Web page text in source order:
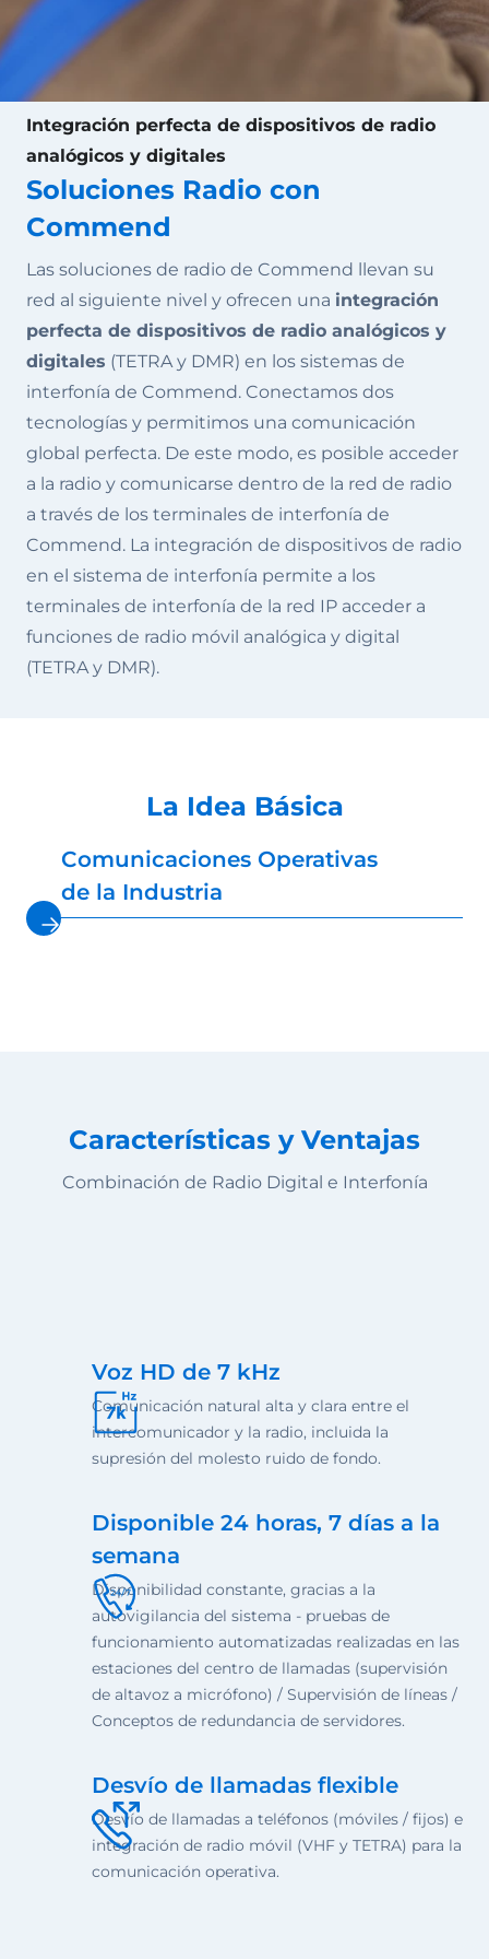
Integración perfecta de dispositivos de radio
analógicos y digitales
Soluciones Radio con
Commend
Las soluciones de radio de Commend llevan su
red al siguiente nivel y ofrecen una integración
perfecta de dispositivos de radio analógicos y
digitales (TETRA y DMR) en los sistemas de
interfonía de Commend. Conectamos dos
tecnologías y permitimos una comunicación
global perfecta. De este modo, es posible acceder
a la radio y comunicarse dentro de la red de radio
a través de los terminales de interfonía de
Commend. La integración de dispositivos de radio
en el sistema de interfonía permite a los
terminales de interfonía de la red IP acceder a
funciones de radio móvil analógica y digital
(TETRA y DMR).
La Idea Básica
Comunicaciones Operativas
de la Industria
Características y Ventajas
Combinación de Radio Digital e Interfonía
Voz HD de 7 kHz
Comunicación natural alta y clara entre el
intercomunicador y la radio, incluida la
supresión del molesto ruido de fondo.
Disponible 24 horas, 7 días a la
semana
Disponibilidad constante, gracias a la
autovigilancia del sistema - pruebas de
funcionamiento automatizadas realizadas en las
estaciones del centro de llamadas (supervisión
de altavoz a micrófono) / Supervisión de líneas /
Conceptos de redundancia de servidores.
Desvío de llamadas flexible
Desvío de llamadas a teléfonos (móviles / fijos) e
integración de radio móvil (VHF y TETRA) para la
comunicación operativa.